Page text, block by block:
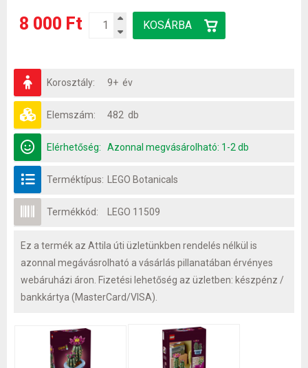
8 000 Ft
Korosztály: 9+ év
Elemszám: 482 db
Elérhetőség: Azonnal megvásárolható: 1-2 db
Terméktípus: LEGO Botanicals
Termékkód: LEGO 11509
Ez a termék az Attila úti üzletünkben rendelés nélkül is
azonnal megávásrolható a vásárlás pillanatában érvényes
webáruházi áron. Fizetési lehetőség az üzletben: készpénz /
bankkártya (MasterCard/VISA).